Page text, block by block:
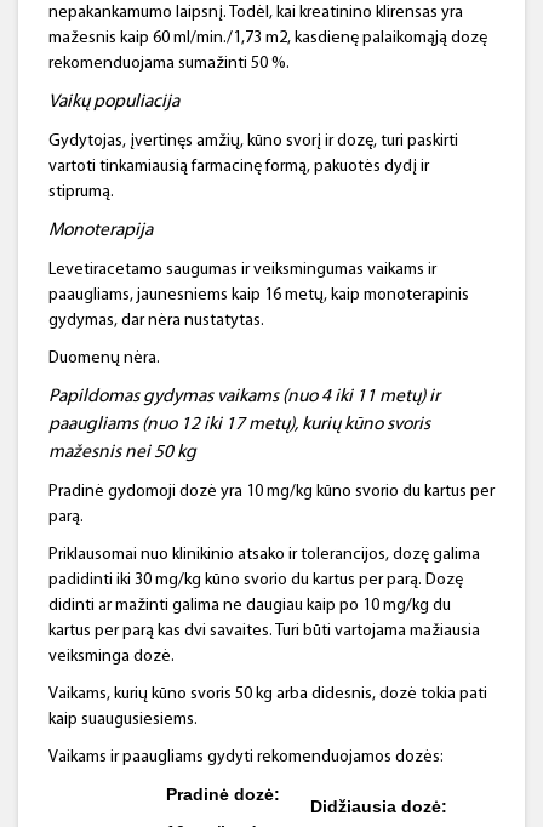
nepakankamumo laipsnį. Todėl, kai kreatinino klirensas yra
mažesnis kaip 60 ml/min./1,73 m2, kasdienę palaikomąją dozę
rekomenduojama sumažinti 50 %.
Vaikų populiacija
Gydytojas, įvertinęs amžių, kūno svorį ir dozę, turi paskirti
vartoti tinkamiausią farmacinę formą, pakuotės dydį ir
stiprumą.
Monoterapija
Levetiracetamo saugumas ir veiksmingumas vaikams ir
paaugliams, jaunesniems kaip 16 metų, kaip monoterapinis
gydymas, dar nėra nustatytas.
Duomenų nėra.
Papildomas gydymas vaikams (nuo 4 iki 11 metų) ir
paaugliams (nuo 12 iki 17 metų), kurių kūno svoris
mažesnis nei 50 kg
Pradinė gydomoji dozė yra 10 mg/kg kūno svorio du kartus per
parą.
Priklausomai nuo klinikinio atsako ir tolerancijos, dozę galima
padidinti iki 30 mg/kg kūno svorio du kartus per parą. Dozę
didinti ar mažinti galima ne daugiau kaip po 10 mg/kg du
kartus per parą kas dvi savaites. Turi būti vartojama mažiausia
veiksminga dozė.
Vaikams, kurių kūno svoris 50 kg arba didesnis, dozė tokia pati
kaip suaugusiesiems.
Vaikams ir paaugliams gydyti rekomenduojamos dozės:
Pradinė dozė:
Didžiausia dozė: